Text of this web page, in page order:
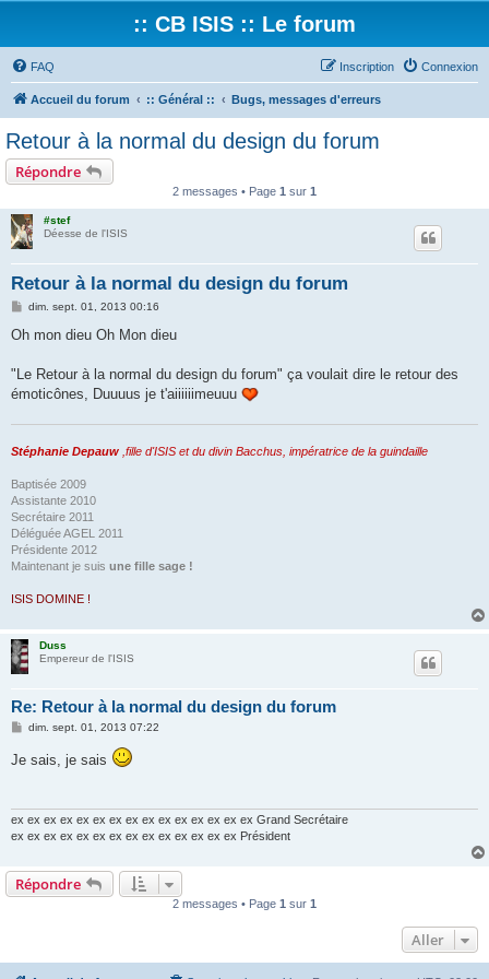
:: CB ISIS :: Le forum
FAQ Connexion
Inscription
Accueil du forum :: Général :: Bugs, messages d'erreurs
Retour à la normal du design du forum
Répondre
2 messages • Page 1 sur 1
#stef
Déesse de l'ISIS
Retour à la normal du design du forum
M
s
g
dim. sept. 01, 2013 00:16
Oh mon dieu Oh Mon dieu
"Le Retour à la normal du design du forum" ça voulait dire le retour des
émoticônes, Duuuus je t'aiiiiiimeuuu
Stéphanie Depauw ,fille d'ISIS et du divin Bacchus, impératrice de la guindaille
Baptisée 2009
Assistante 2010
Secrétaire 2011
Déléguée AGEL 2011
Présidente 2012
Maintenant je suis une fille sage !
ISIS DOMINE !
Duss
Empereur de l'ISIS
Re: Retour à la normal du design du forum
M
s
dim. sept. 01, 2013 07:22
Je sais, je sais
ex ex ex ex ex ex ex ex ex ex ex ex ex ex ex Grand Secrétaire
ex ex ex ex ex ex ex ex ex ex ex ex ex ex Président
Répondre
2 messages • Page 1 sur 1
Aller